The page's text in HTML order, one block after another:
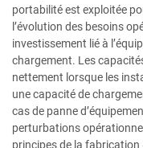
portabilité est exploitée
l’évolution des besoins
investissement lié à
chargement. Les
nettement lorsque les
une capacité de
cas de panne
perturbations
principes de la